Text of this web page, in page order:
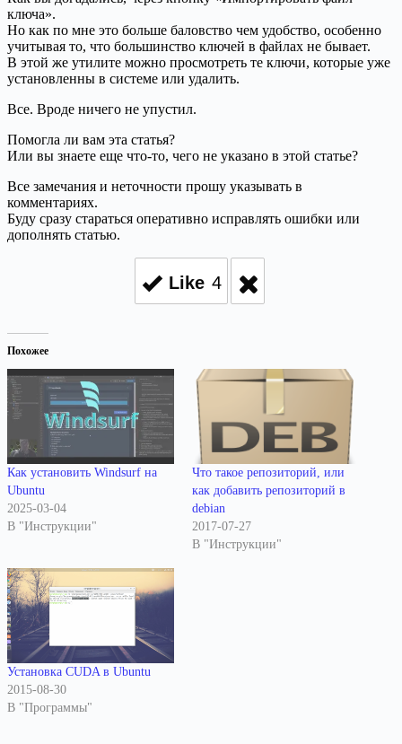
ключа».
Но как по мне это больше баловство чем удобство, особенно
учитывая то, что большинство ключей в файлах не бывает.
В этой же утилите можно просмотреть те ключи, которые уже
установленны в системе или удалить.
Все. Вроде ничего не упустил.
Помогла ли вам эта статья?
Или вы знаете еще что-то, чего не указано в этой статье?
Все замечания и неточности прошу указывать в
комментариях.
Буду сразу стараться оперативно исправлять ошибки или
дополнять статью.
Like 4
Похожее
Как установить Windsurf на
Ubuntu
2025-03-04
В "Инструкции"
Что такое репозиторий, или
как добавить репозиторий в
debian
2017-07-27
В "Инструкции"
Установка CUDA в Ubuntu
2015-08-30
В "Программы"